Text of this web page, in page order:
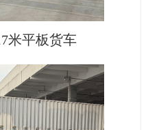
米平板货车